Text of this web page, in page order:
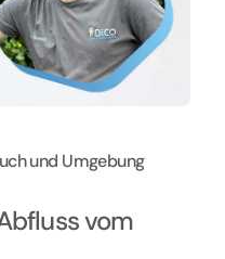
und Umgebung
vom